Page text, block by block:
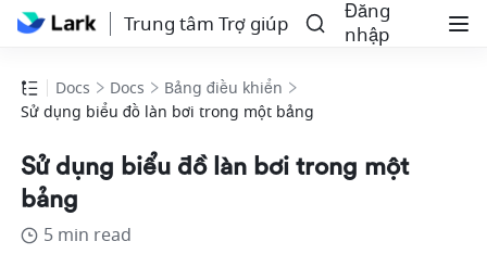
Trung tâm Trợ giúp
Đăng
nhập
Docs Docs
Bảng điều khiển
Sử dụng biểu đồ làn bơi trong một bảng
Sử dụng biểu đồ làn bơi trong một
bảng
5 min read